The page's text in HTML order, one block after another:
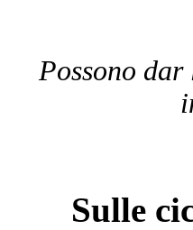
Possono
Sulle